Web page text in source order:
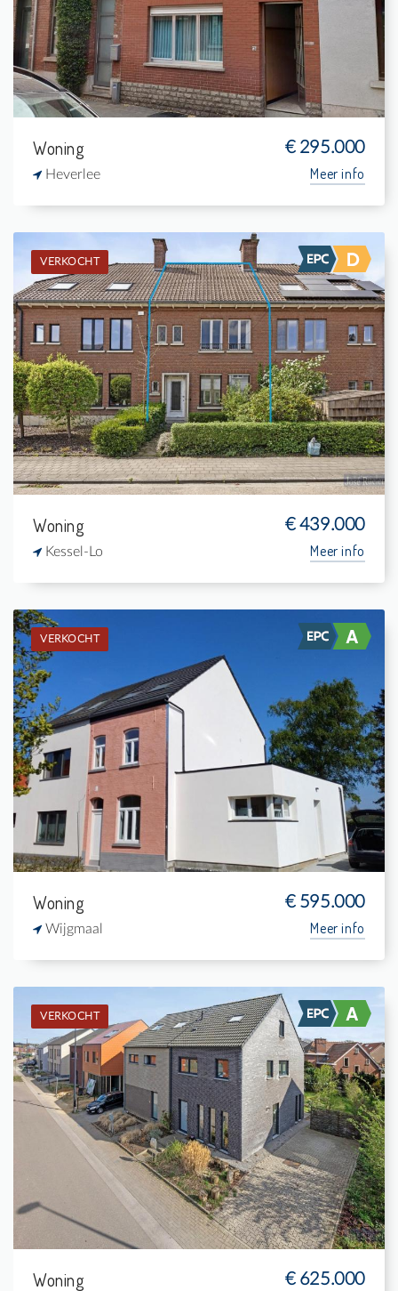
1
Woning € 295.000
Heverlee Meer info
VERKOCHT
Verkocht: Eengezinswoning
3
295 m²
1
-
Woning € 439.000
Kessel-Lo Meer info
VERKOCHT
Verkocht: Woning
3
519 m²
1
150 m²
Woning € 595.000
Wijgmaal Meer info
VERKOCHT
Verkocht: Woning
3
313 m²
1
175 m²
Woning € 625.000